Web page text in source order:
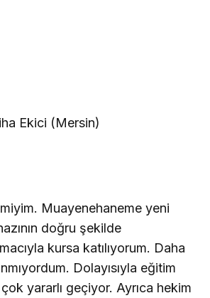
Ekici (Mersin)
Muayenehaneme yeni
doğru şekilde
kursa katılıyorum. Daha
Dolayısıyla eğitim
yararlı geçiyor. Ayrıca hekim